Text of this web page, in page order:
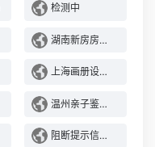
检测中
湖南新房房价-湖南楼盘动态-爱居找房
上海画册设计公司|上海名片设计印刷|宣传页|海报|广告纸杯|包装设计|手提袋|不干胶印刷厂家【专业 高效】智淇网络
温州亲子鉴定，温州司法亲子鉴定中心【官网】
阻断提示信息26